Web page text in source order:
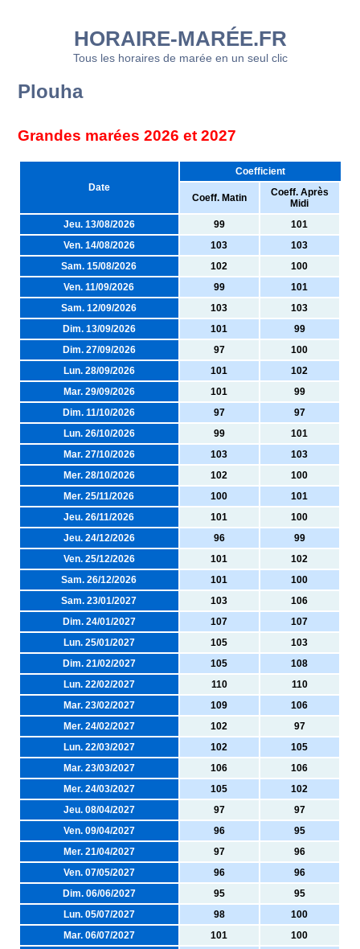
HORAIRE-MARÉE.FR
Tous les horaires de marée en un seul clic
Plouha
Grandes marées 2026 et 2027
Date
Coefficient
Coeff. Matin
Coeff. Après
Midi
Jeu. 13/08/2026
99
101
Ven. 14/08/2026
103
103
Sam. 15/08/2026
102
100
Ven. 11/09/2026
99
101
Sam. 12/09/2026
103
103
Dim. 13/09/2026
101
99
Dim. 27/09/2026
97
100
Lun. 28/09/2026
101
102
Mar. 29/09/2026
101
99
Dim. 11/10/2026
97
97
Lun. 26/10/2026
99
101
Mar. 27/10/2026
103
103
Mer. 28/10/2026
102
100
Mer. 25/11/2026
100
101
Jeu. 26/11/2026
101
100
Jeu. 24/12/2026
96
99
Ven. 25/12/2026
101
102
Sam. 26/12/2026
101
100
Sam. 23/01/2027
103
106
Dim. 24/01/2027
107
107
Lun. 25/01/2027
105
103
Dim. 21/02/2027
105
108
Lun. 22/02/2027
110
110
Mar. 23/02/2027
109
106
Mer. 24/02/2027
102
97
Lun. 22/03/2027
102
105
Mar. 23/03/2027
106
106
Mer. 24/03/2027
105
102
Jeu. 08/04/2027
97
97
Ven. 09/04/2027
96
95
Mer. 21/04/2027
97
96
Ven. 07/05/2027
96
96
Dim. 06/06/2027
95
95
Lun. 05/07/2027
98
100
Mar. 06/07/2027
101
100